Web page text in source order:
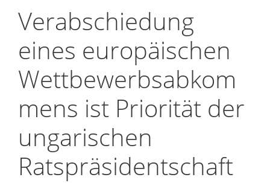
Verabschiedung
eines europäischen
Wettbewerbsabkom
mens ist Priorität der
ungarischen
Ratspräsidentschaft